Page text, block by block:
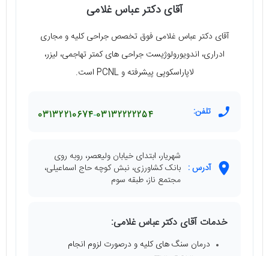
آقای دکتر عباس غلامی
آقای دکتر عباس غلامی فوق تخصص جراحی کلیه و مجاری
ادراری، اندویورولوژیست جراحی های کمتر تهاجمی، لیزر،
لاپاراسکوپی پیشرفته و PCNL است.
تلفن: 03132222254
03132210674
آدرس :
شهریار، ابتدای خیابان ولیعصر، روبه روی
بانک کشاورزی، نبش کوچه حاج اسماعیلی،
مجتمع ناز، طبقه سوم
خدمات آقای دکتر عباس غلامی:
درمان سنگ های کلیه و درصورت لزوم انجام